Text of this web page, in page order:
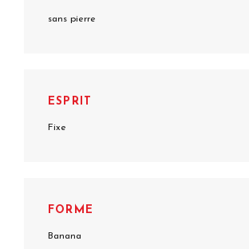
sans pierre
ESPRIT
Fixe
FORME
Banana